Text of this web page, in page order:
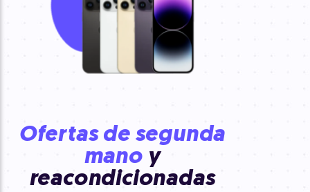
Ofertas de segunda
mano y
reacondicionadas